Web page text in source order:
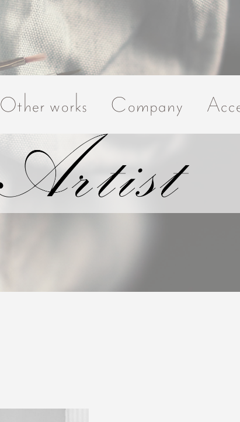
Other works Company